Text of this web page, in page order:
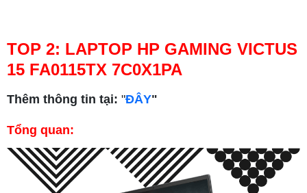
TOP 2: LAPTOP HP GAMING VICTUS
15 FA0115TX 7C0X1PA
Thêm thông tin tại: "ĐÂY"
Tổng quan: